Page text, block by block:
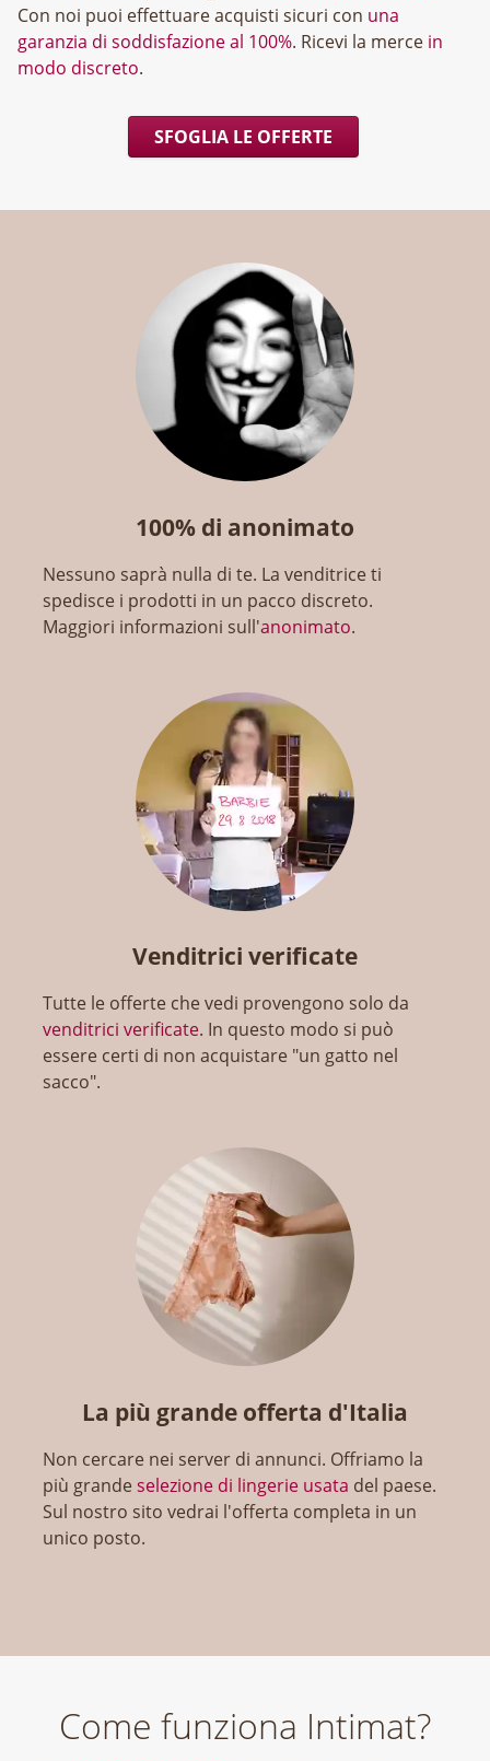
Con noi puoi effettuare acquisti sicuri con una
garanzia di soddisfazione al 100%. Ricevi la merce in
modo discreto.
SFOGLIA LE OFFERTE
100% di anonimato
Nessuno saprà nulla di te. La venditrice ti
spedisce i prodotti in un pacco discreto.
Maggiori informazioni sull'anonimato.
Venditrici verificate
Tutte le offerte che vedi provengono solo da
venditrici verificate. In questo modo si può
essere certi di non acquistare "un gatto nel
sacco".
La più grande offerta d'Italia
Non cercare nei server di annunci. Offriamo la
più grandeselezione di lingerie usata del paese.
Sul nostro sito vedrai l'offerta completa in un
unico posto.
Come funziona Intimat?